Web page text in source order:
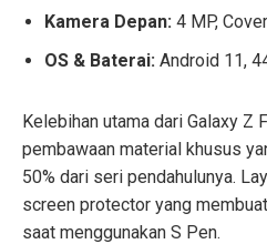
Kamera Depan: 4 MP,
OS & Baterai: Android 11,
Kelebihan utama dari Galaxy Z
pembawaan material khusus
50% dari seri pendahulunya.
screen protector yang
saat menggunakan S Pen.